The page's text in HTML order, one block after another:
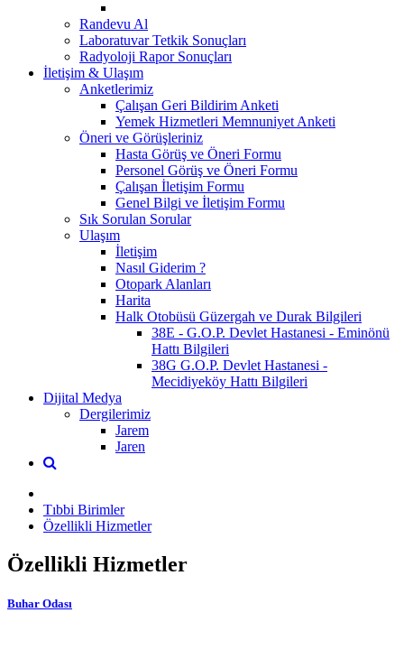
Randevu Al
Laboratuvar Tetkik Sonuçları
Radyoloji Rapor Sonuçları
İletişim & Ulaşım
Anketlerimiz
Çalışan Geri Bildirim Anketi
Yemek Hizmetleri Memnuniyet Anketi
Öneri ve Görüşleriniz
Hasta Görüş ve Öneri Formu
Personel Görüş ve Öneri Formu
Çalışan İletişim Formu
Genel Bilgi ve İletişim Formu
Sık Sorulan Sorular
Ulaşım
İletişim
Nasıl Giderim ?
Otopark Alanları
Harita
Halk Otobüsü Güzergah ve Durak Bilgileri
38E - G.O.P. Devlet Hastanesi - Eminönü
Hattı Bilgileri
38G G.O.P. Devlet Hastanesi -
Mecidiyeköy Hattı Bilgileri
Dijital Medya
Dergilerimiz
Jarem
Jaren
Tıbbi Birimler
Özellikli Hizmetler
Özellikli Hizmetler
Buhar Odası